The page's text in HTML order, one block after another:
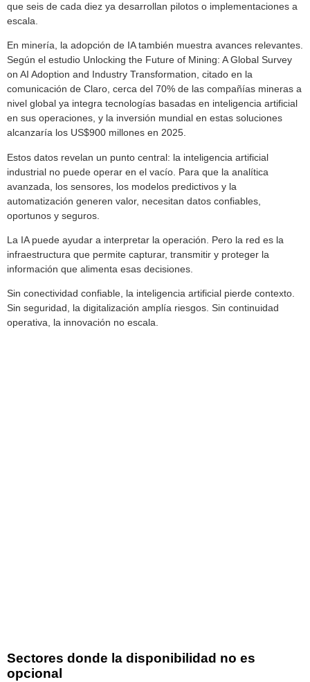
que seis de cada diez ya desarrollan pilotos o implementaciones a
escala.
En minería, la adopción de IA también muestra avances relevantes.
Según el estudio Unlocking the Future of Mining: A Global Survey
on AI Adoption and Industry Transformation, citado en la
comunicación de Claro, cerca del 70% de las compañías mineras a
nivel global ya integra tecnologías basadas en inteligencia artificial
en sus operaciones, y la inversión mundial en estas soluciones
alcanzaría los US$900 millones en 2025.
Estos datos revelan un punto central: la inteligencia artificial
industrial no puede operar en el vacío. Para que la analítica
avanzada, los sensores, los modelos predictivos y la
automatización generen valor, necesitan datos confiables,
oportunos y seguros.
La IA puede ayudar a interpretar la operación. Pero la red es la
infraestructura que permite capturar, transmitir y proteger la
información que alimenta esas decisiones.
Sin conectividad confiable, la inteligencia artificial pierde contexto.
Sin seguridad, la digitalización amplía riesgos. Sin continuidad
operativa, la innovación no escala.
Sectores donde la disponibilidad no es
opcional